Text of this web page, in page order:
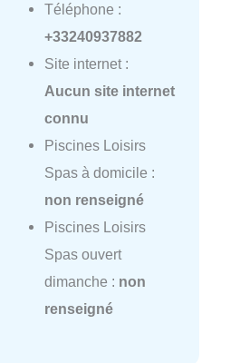
Téléphone :
+33240937882
Site internet :
Aucun site internet
connu
Piscines Loisirs
Spas à domicile :
non renseigné
Piscines Loisirs
Spas ouvert
dimanche : non
renseigné